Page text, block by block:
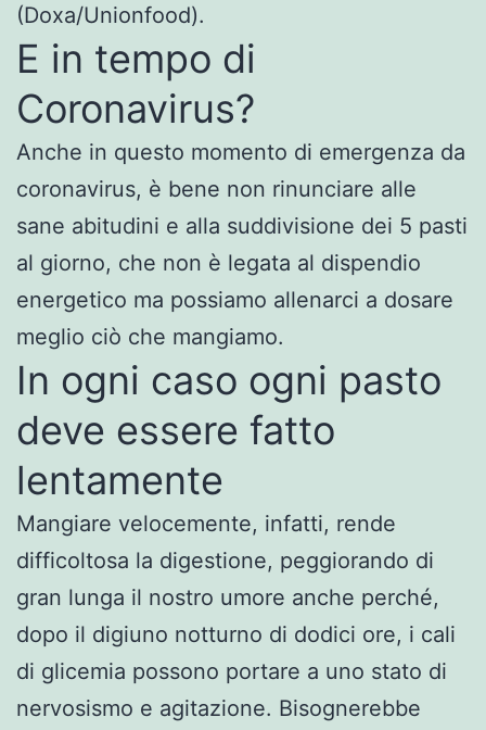
(Doxa/Unionfood).
E in tempo di
Coronavirus?
Anche in questo momento di emergenza da
coronavirus, è bene non rinunciare alle
sane abitudini e alla suddivisione dei 5 pasti
al giorno, che non è legata al dispendio
energetico ma possiamo allenarci a dosare
meglio ciò che mangiamo.
In ogni caso ogni pasto
deve essere fatto
lentamente
Mangiare velocemente, infatti, rende
difficoltosa la digestione, peggiorando di
gran lunga il nostro umore anche perché,
dopo il digiuno notturno di dodici ore, i cali
di glicemia possono portare a uno stato di
nervosismo e agitazione. Bisognerebbe